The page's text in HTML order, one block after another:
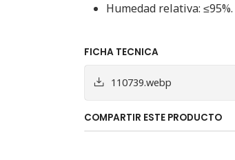
Humedad relativa: ≤95%.
FICHA TECNICA
110739.webp
COMPARTIR ESTE PRODUCTO